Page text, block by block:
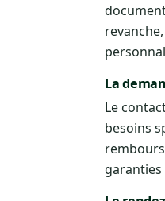
La
Le
besoins
garanties